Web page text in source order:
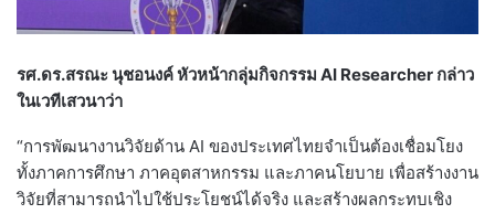
รศ.ดร.สรณะ นุชอนงค์ หัวหน้ากลุ่มกิจกรรม AI Researcher กล่าว
ในเวทีเสวนาว่า
“การพัฒนางานวิจัยด้าน AI ของประเทศไทยจำเป็นต้องเชื่อมโยง
ทั้งภาคการศึกษา ภาคอุตสาหกรรม และภาคนโยบาย เพื่อสร้างงาน
วิจัยที่สามารถนำไปใช้ประโยชน์ได้จริง และสร้างผลกระทบเชิง